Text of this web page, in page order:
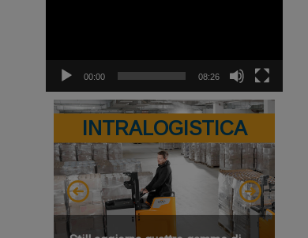
00:00 08:26
INTRALOGISTICA